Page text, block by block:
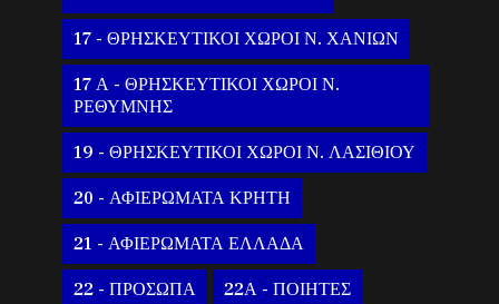
17 - ΘΡΗΣΚΕΥΤΙΚΟΙ ΧΩΡΟΙ Ν. ΧΑΝΙΩΝ
17 Α - ΘΡΗΣΚΕΥΤΙΚΟΙ ΧΩΡΟΙ Ν.
ΡΕΘΥΜΝΗΣ
19 - ΘΡΗΣΚΕΥΤΙΚΟΙ ΧΩΡΟΙ Ν. ΛΑΣΙΘΙΟΥ
20 - ΑΦΙΕΡΩΜΑΤΑ ΚΡΗΤΗ
21 - ΑΦΙΕΡΩΜΑΤΑ ΕΛΛΑΔΑ
22 - ΠΡΟΣΩΠΑ 22Α - ΠΟΙΗΤΕΣ